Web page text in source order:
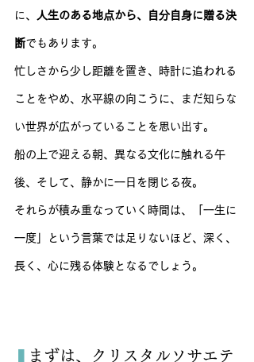
に、 人生のある地点から、自分自身に贈る決
断でもあります。
忙しさから少し距離を置き、時計に追われる
ことをやめ、水平線の向こうに、まだ知らな
い世界が広がっていることを思い出す。
船の上で迎える朝、異なる文化に触れる午
後、そして、静かに一日を閉じる夜。
それらが積み重なっていく時間は、「一生に
一度」という言葉では足りないほど、深く、
長く、心に残る体験となるでしょう。
まずは、クリスタルソサエテ